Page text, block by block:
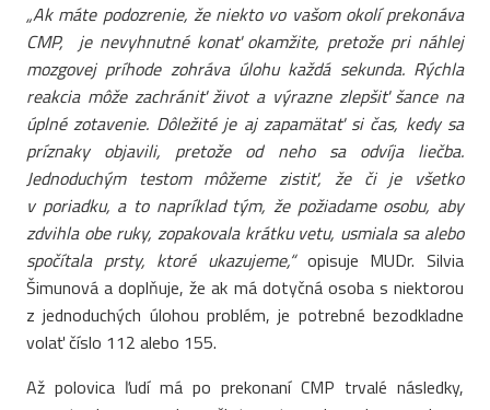
„Ak máte podozrenie, že niekto vo vašom okolí prekonáva
CMP, je nevyhnutné konať okamžite, pretože pri náhlej
mozgovej príhode zohráva úlohu každá sekunda. Rýchla
reakcia môže zachrániť život a výrazne zlepšiť šance na
úplné zotavenie. Dôležité je aj zapamätať si čas, kedy sa
príznaky objavili, pretože od neho sa odvíja liečba.
Jednoduchým testom môžeme zistiť, že či je všetko
v poriadku, a to napríklad tým, že požiadame osobu, aby
zdvihla obe ruky, zopakovala krátku vetu, usmiala sa alebo
spočítala prsty, ktoré ukazujeme,“ opisuje MUDr. Silvia
Šimunová a doplňuje, že ak má dotyčná osoba s niektorou
z jednoduchých úlohou problém, je potrebné bezodkladne
volať číslo 112 alebo 155.
Až polovica ľudí má po prekonaní CMP trvalé následky,